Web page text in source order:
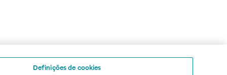
Definições de cookies